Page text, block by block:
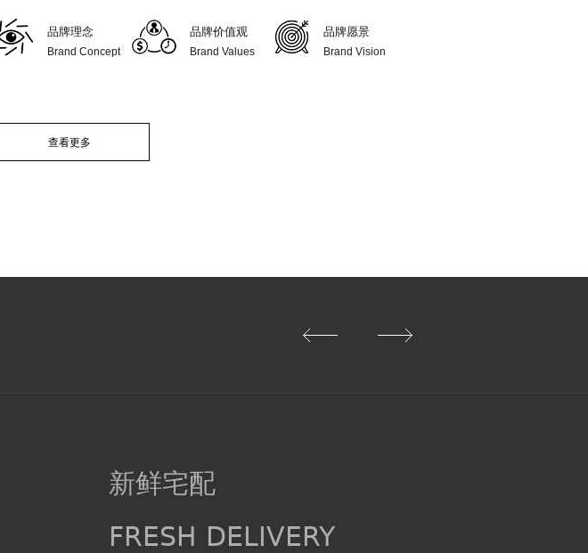
品牌理念
Brand Concept
品牌价值观
Brand Values
品牌愿景
Brand Vision
查看更多
新鲜宅配
FRESH DELIVERY